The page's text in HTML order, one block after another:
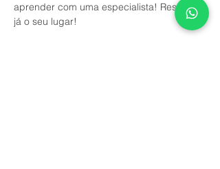
aprender com uma especialista! Reserve
já o seu lugar!